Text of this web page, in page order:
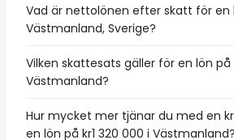
Vad är nettolönen efter skatt för en
Västmanland, Sverige?
Vilken skattesats gäller för en lön på
Västmanland?
Hur mycket mer tjänar du med en
en lön på kr1 320 000 i Västmanland?